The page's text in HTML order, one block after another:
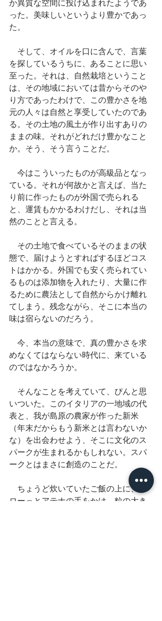
か異質な空間に投げ込まれたようであ
った。美味しいというより豊かであっ
た。
そして、オイルを口に含んで、言葉
を探しているうちに、あることに思い
至った。それは、自然栽培ということ
は、その地域においては昔からそのや
り方であったわけで、この豊かさを地
元の人々は自然と享受していたのであ
る。その土地の風土が作り出すありの
ままの味。それがどれだけ豊かなこと
か。そう、そう言うことだ。
今はこういったものが高級品となっ
ている。それが何故かと言えば、当た
り前に作ったものが外国で売られる
と、運賃もかかるわけだし、それは当
然のことと言える。
その土地で食べているそのままの状
態で、届けようとすればするほどコス
トはかかる。外国でも安く売られてい
るものは添加物を入れたり、大量に作
るために農法として自然からかけ離れ
てしまう。残念ながら、そこに本当の
味は宿らないのだろう。
今、本当の意味で、真の豊かさを求
めなくてはならない時代に、来ている
のではなかろうか。
そんなことを考えていて、ぴんと思
いついた。このイタリアの一地域の代
表と、我が島原の農家が作った新米
（年末だからもう新米とは言わないか
な）を出会わせよう、そこに文化のス
パークが生まれるかもしれない。スパ
ークとはまさに創造のことだ。
ちょうど炊いていたご飯の上に、ソ
ローっとアテナの手をかけ、粒の大き